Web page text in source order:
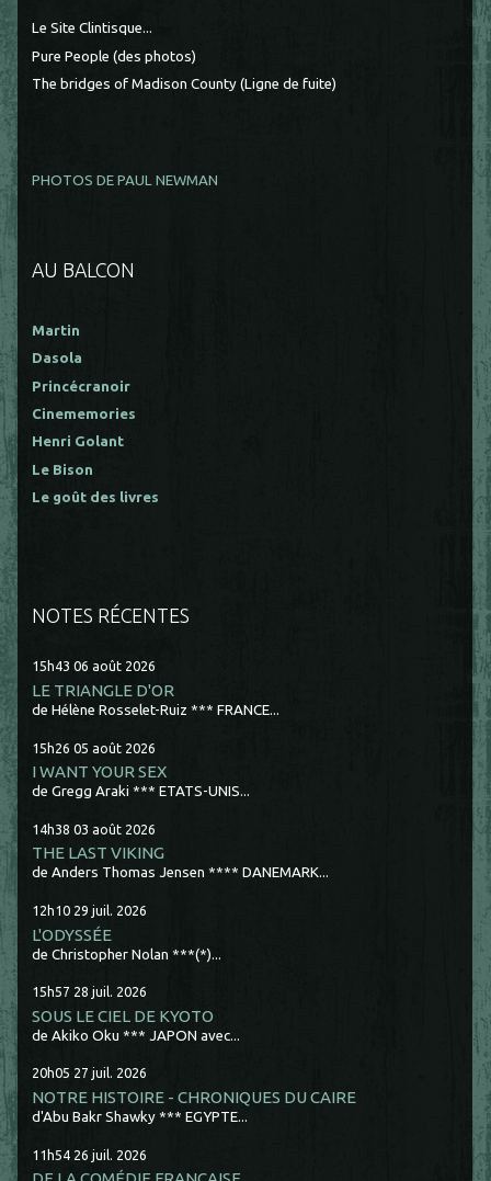
Le Site Clintisque...
Pure People (des photos)
The bridges of Madison County (Ligne de fuite)
PHOTOS DE PAUL NEWMAN
AU BALCON
Martin
Dasola
Princécranoir
Cinememories
Henri Golant
Le Bison
Le goût des livres
NOTES RÉCENTES
15h43 06 août 2026
LE TRIANGLE D'OR
de Hélène Rosselet-Ruiz *** FRANCE...
15h26 05 août 2026
I WANT YOUR SEX
de Gregg Araki *** ETATS-UNIS...
14h38 03 août 2026
THE LAST VIKING
de Anders Thomas Jensen **** DANEMARK...
12h10 29 juil. 2026
L'ODYSSÉE
de Christopher Nolan ***(*)...
15h57 28 juil. 2026
SOUS LE CIEL DE KYOTO
de Akiko Oku *** JAPON avec...
20h05 27 juil. 2026
NOTRE HISTOIRE - CHRONIQUES DU CAIRE
d'Abu Bakr Shawky *** EGYPTE...
11h54 26 juil. 2026